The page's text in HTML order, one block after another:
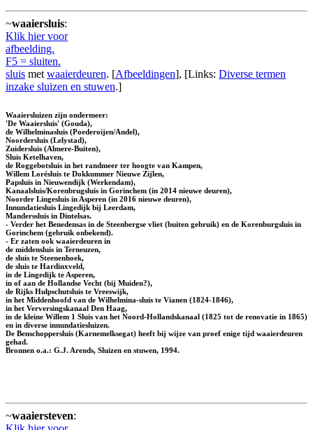
~waaiersluis:
Klik hier voor
afbeelding.
F5 = sluiten.
sluis met waaierdeuren. [Afbeeldingen], [Links: Diverse termen
inzake sluizen en stuwen.]
Waaiersluizen zijn ondermeer:
'De Waaiersluis' (Gouda),
de Wilhelminasluis (Poederoijen/Andel),
Noordersluis (Lelystad),
Zuidersluis (Almere-Buiten),
Sluis Ketelhaven,
de Roggebotsluis in het randmeer ter hoogte van Kampen,
Willem Lorésluis te Dokkummer Nieuwe Zijlen,
Papsluis in Nieuwendijk (Werkendam),
Kanaalsluis/Korenbrugsluis in Gorinchem (in 2014 nieuwe deuren),
Noorder Lingesluis in Asperen (in 2016 nieuwe deuren),
Innundatiesluis Lingedijk bij Leerdam,
Manderssluis in Dintelsas.
- Verder het Benedensas in de Steenbergse vliet (buiten gebruik) en de Korenburgsluis in
Gorinchem (gebruik onbekend).
- Er zaten ook waaierdeuren in
de middensluis in Terneuzen,
de sluis te Steenenhoek,
de sluis te Hardinxveld,
in de Lingedijk te Asperen,
in of aan de Hollandse Vecht (bij Muiden?),
de Rijks Hulpschutsluis te Vreeswijk,
in het Middenhoofd van de Wilhelmina-sluis te Vianen (1824-1846),
in het Verversingskanaal Den Haag,
in de kleine Willem 1 Sluis van het Noord-Hollandskanaal (1825 tot de renovatie in 1865)
en in diverse innundatiesluizen.
De Benschoppersluis (Karnemelksegat) heeft bij wijze van proef enige tijd waaierdeuren
gehad.
Bronnen o.a.: G.J. Arends, Sluizen en stuwen, 1994.
~waaiersteven: